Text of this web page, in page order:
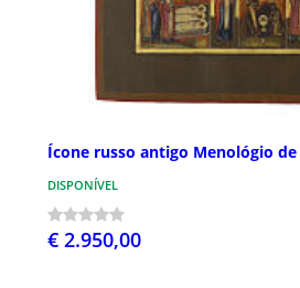
Ícone russo antigo Menológio de
DISPONÍVEL
€ 2.950,00